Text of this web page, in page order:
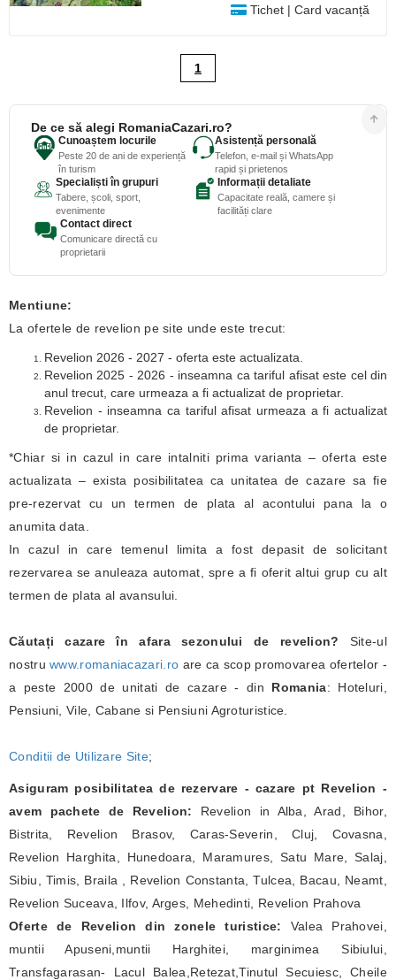
Tichet | Card vacanță
1
De ce să alegi RomaniaCazari.ro?
Cunoaștem locurile
Peste 20 de ani de experiență
în turism
Asistență personală
Telefon, e-mail și WhatsApp
rapid și prietenos
Specialiști în grupuri
Tabere, școli, sport,
evenimente
Informații detaliate
Capacitate reală, camere și
facilități clare
Contact direct
Comunicare directă cu
proprietarii
Mentiune:
La ofertele de revelion pe site unde este trecut:
Revelion 2026 - 2027 - oferta este actualizata.
Revelion 2025 - 2026 - inseamna ca tariful afisat este cel din
anul trecut, care urmeaza a fi actualizat de proprietar.
Revelion - inseamna ca tariful afisat urmeaza a fi actualizat
de proprietar.
*Chiar si in cazul in care intalniti prima varianta – oferta este
actualizata – exista posibilitatea ca unitatea de cazare sa fie
pre-rezervat cu un termen de plata al acontului pana la o
anumita data.
In cazul in care temenul limita a fost depasit de solicitant
rezervarea se anuleaza automat, spre a fi oferit altui grup cu alt
termen de plata al avansului.
Căutați cazare în afara sezonului de revelion? Site-ul
nostruwww.romaniacazari.ro are ca scop promovarea ofertelor -
a peste 2000 de unitati de cazare - din Romania: Hoteluri,
Pensiuni, Vile, Cabane si Pensiuni Agroturistice.
Conditii de Utilizare Site;
Asiguram posibilitatea de rezervare - cazare pt Revelion -
avem pachete de Revelion: Revelion in Alba, Arad, Bihor,
Bistrita, Revelion Brasov, Caras-Severin, Cluj, Covasna,
Revelion Harghita, Hunedoara, Maramures, Satu Mare, Salaj,
Sibiu, Timis, Braila , Revelion Constanta, Tulcea, Bacau, Neamt,
Revelion Suceava, Ilfov, Arges, Mehedinti, Revelion Prahova
Oferte de Revelion din zonele turistice: Valea Prahovei,
muntii Apuseni,muntii Harghitei, marginimea Sibiului,
Transfagarasan- Lacul Balea,Retezat,Tinutul Secuiesc, Cheile